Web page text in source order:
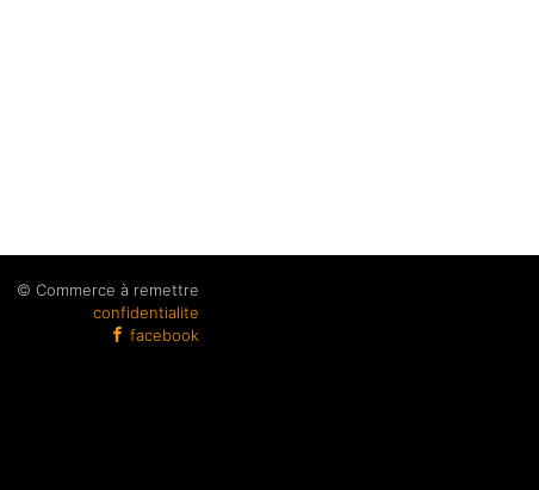
© Commerce à remettre
confidentialite
facebook